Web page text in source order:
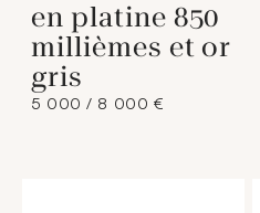
en platine 850
millièmes et or
gris
5 000 / 8 000 €